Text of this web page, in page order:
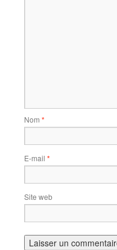
Nom *
E-mail *
Site web